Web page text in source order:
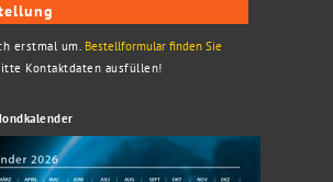
erstmal um. Bestellformular finden Sie
Kontaktdaten ausfüllen!